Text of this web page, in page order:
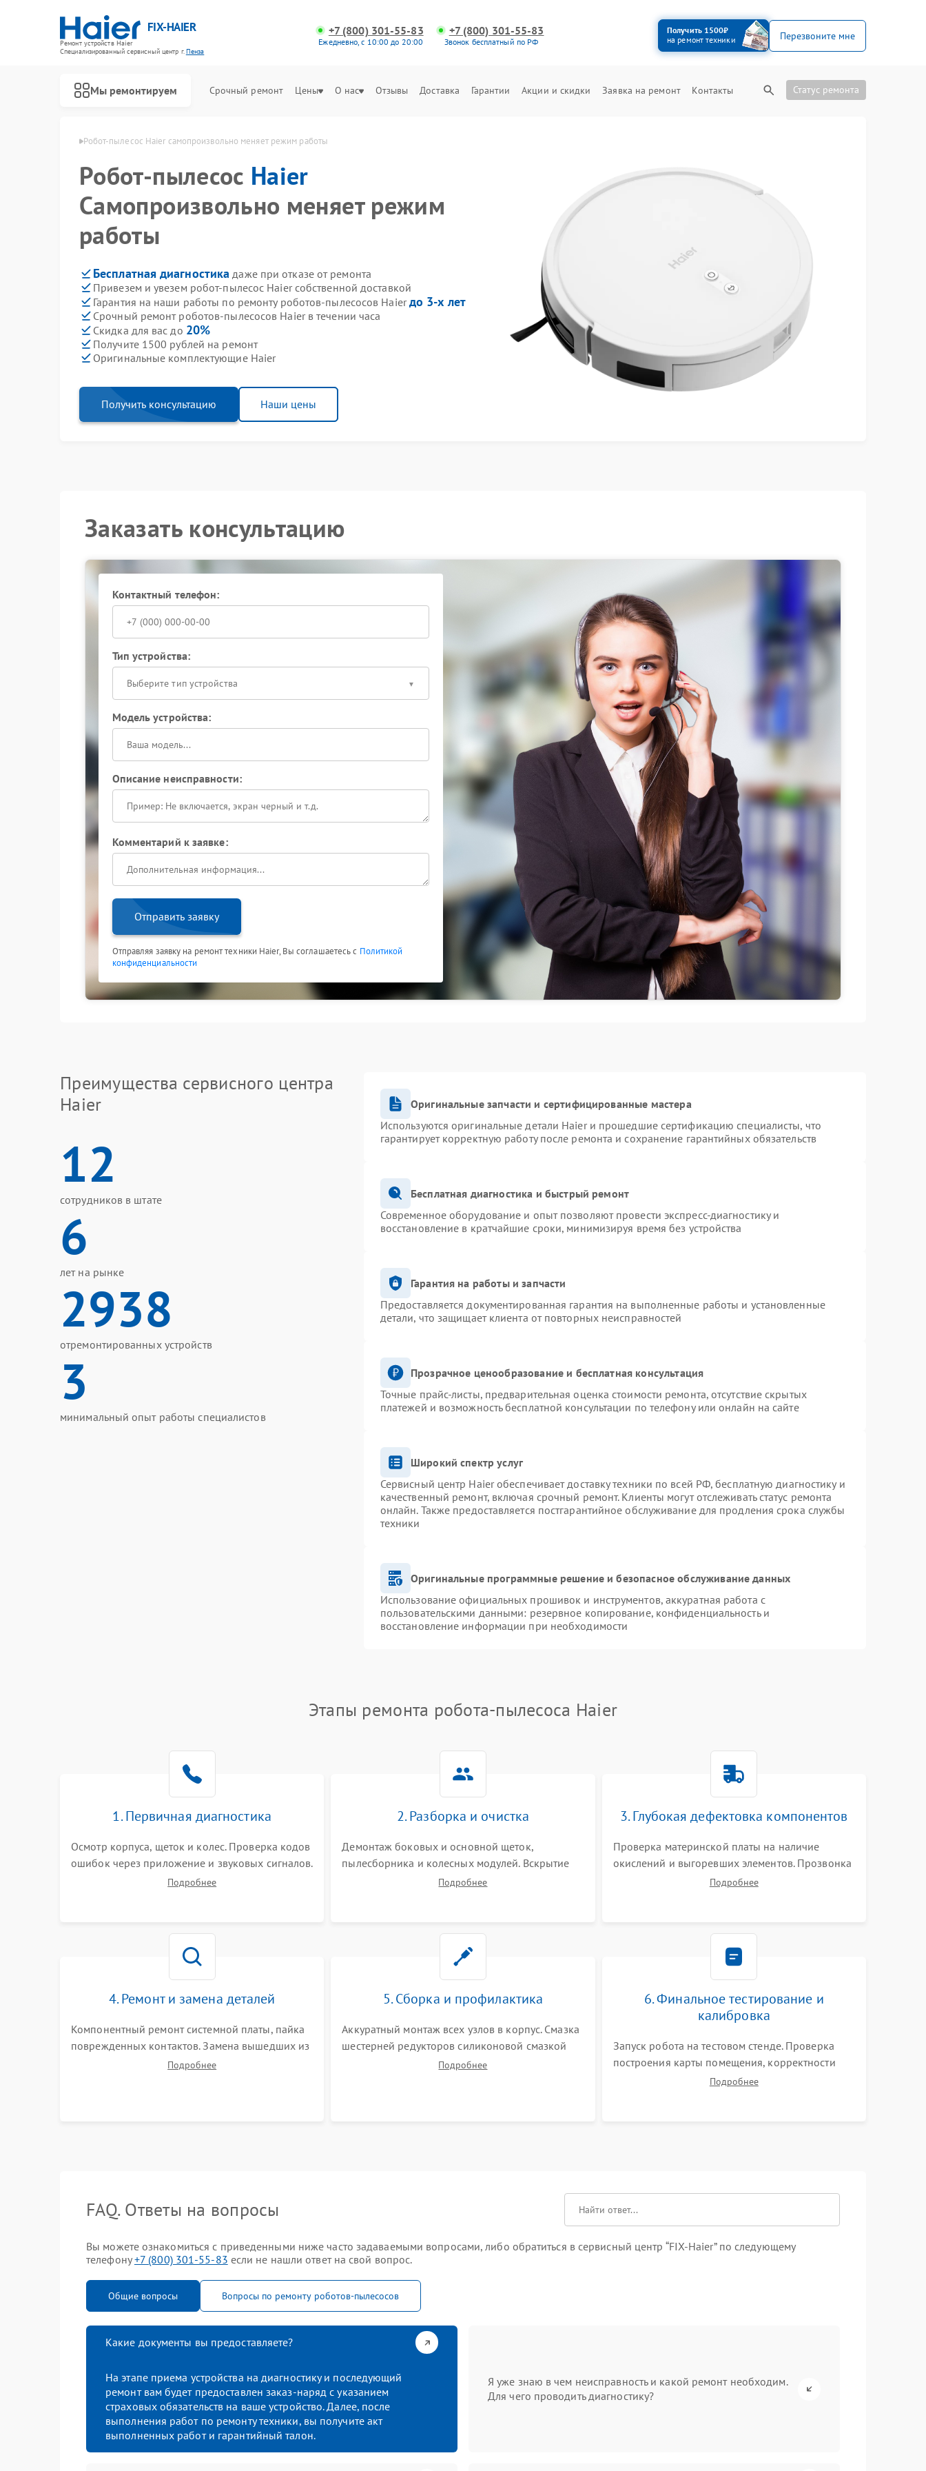
FIX-HAIER
Ремонт устройств Haier
Специализированный cервисный центр г.Пенза
+7 (800) 301-55-83
Ежедневно, с 10:00 до 20:00
+7 (800) 301-55-83
Звонок бесплатный по РФ
Получить 1500₽
на ремонт техники
Перезвоните мне
Мы ремонтируем Срочный ремонт Цены О нас Отзывы Доставка Гарантии Акции и скидки Заявка на ремонт Контакты Статус ремонта
Робот-пылесос Haier самопроизвольно меняет режим работы
Робот-пылесос Haier
Самопроизвольно меняет режим
работы
Бесплатная диагностика даже при отказе от ремонта
Привезем и увезем робот-пылесос Haier собственной доставкой
Гарантия на наши работы по ремонту роботов-пылесосов Haierдо 3-х лет
Срочный ремонт роботов-пылесосов Haier в течении часа
Скидка для вас до 20%
Получите 1500 рублей на ремонт
Оригинальные комплектующие Haier
Получить консультацию Наши цены
Заказать консультацию
Контактный телефон:
Тип устройства:
Выберите тип устройства
Модель устройства:
Описание неисправности:
Комментарий к заявке:
Отправить заявку
Отправляя заявку на ремонт техники Haier, Вы соглашаетесь с Политикой
конфиденциальности
Преимущества сервисного центра
Haier
12
сотрудников в штате
6
лет на рынке
2938
отремонтированных устройств
3
минимальный опыт работы специалистов
Оригинальные запчасти и сертифицированные мастера
Используются оригинальные детали Haier и прошедшие сертификацию специалисты, что
гарантирует корректную работу после ремонта и сохранение гарантийных обязательств
Бесплатная диагностика и быстрый ремонт
Современное оборудование и опыт позволяют провести экспресс-диагностику и
восстановление в кратчайшие сроки, минимизируя время без устройства
Гарантия на работы и запчасти
Предоставляется документированная гарантия на выполненные работы и установленные
детали, что защищает клиента от повторных неисправностей
Прозрачное ценообразование и бесплатная консультация
Точные прайс-листы, предварительная оценка стоимости ремонта, отсутствие скрытых
платежей и возможность бесплатной консультации по телефону или онлайн на сайте
Широкий спектр услуг
Сервисный центр Haier обеспечивает доставку техники по всей РФ, бесплатную диагностику и
качественный ремонт, включая срочный ремонт. Клиенты могут отслеживать статус ремонта
онлайн. Также предоставляется постгарантийное обслуживание для продления срока службы
техники
Оригинальные программные решение и безопасное обслуживание данных
Использование официальных прошивок и инструментов, аккуратная работа с
пользовательскими данными: резервное копирование, конфиденциальность и
восстановление информации при необходимости
Этапы ремонта робота-пылесоса Haier
1. Первичная диагностика
Осмотр корпуса, щеток и колес. Проверка кодов
ошибок через приложение и звуковых сигналов.
Замер емкости аккумулятора и тестирование
Подробнее
2. Разборка и очистка
Демонтаж боковых и основной щеток,
пылесборника и колесных модулей. Вскрытие
корпуса робота. Тщательная очистка внутренних
Подробнее
3. Глубокая дефектовка компонентов
Проверка материнской платы на наличие
окислений и выгоревших элементов. Прозвонка
цепей питания, тестирование приводных
Подробнее
4. Ремонт и замена деталей
Компонентный ремонт системной платы, пайка
поврежденных контактов. Замена вышедших из
строя двигателей, изношенного аккумулятора,
Подробнее
5. Сборка и профилактика
Аккуратный монтаж всех узлов в корпус. Смазка
шестерней редукторов силиконовой смазкой
для снижения шума. Установка новых
Подробнее
6. Финальное тестирование и
калибровка
Запуск робота на тестовом стенде. Проверка
построения карты помещения, корректности
навигации и обхода препятствий. Оценка силы
Подробнее
FAQ. Ответы на вопросы
Вы можете ознакомиться с приведенными ниже часто задаваемыми вопросами, либо обратиться в сервисный центр “FIX-Haier” по следующему
телефону+7 (800) 301-55-83 если не нашли ответ на свой вопрос.
Общие вопросы Вопросы по ремонту роботов-пылесосов
Какие документы вы предоставляете?
На этапе приема устройства на диагностику и последующий
ремонт вам будет предоставлен заказ-наряд с указанием
страховых обязательств на ваше устройство. Далее, после
выполнения работ по ремонту техники, вы получите акт
выполненных работ и гарантийный талон.
Я уже знаю в чем неисправность и какой ремонт необходим.
Для чего проводить диагностику?